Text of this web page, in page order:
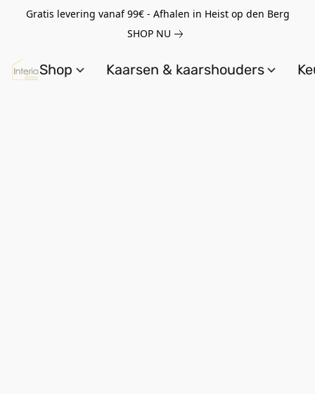
Gratis levering vanaf 99€ - Afhalen in Heist op den Berg
SHOP NU
Shop Kaarsen & kaarshouders